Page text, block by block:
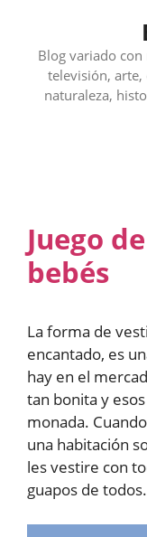
contenidoBlog variado con
televisión, arte,
naturaleza,
Juego
bebés
La forma de
encantado, es
hay en el
tan bonita y
monada.
una habitación
les vestire con
guapos de todos.